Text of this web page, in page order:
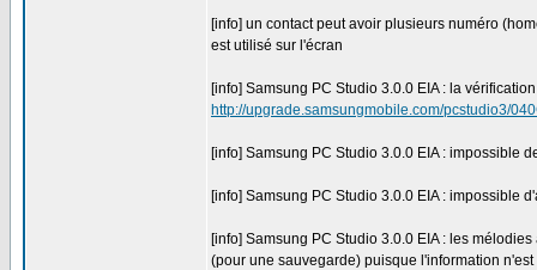
[info] un contact peut avoir plusieurs numéro
est utilisé sur l'écran
[info] Samsung PC Studio 3.0.0 EIA : la
http://upgrade.samsungmobile.com/pcstudio3/
[info] Samsung PC Studio 3.0.0 EIA : impossible
[info] Samsung PC Studio 3.0.0 EIA : impossible
[info] Samsung PC Studio 3.0.0 EIA : les
(pour une sauvegarde) puisque l'information